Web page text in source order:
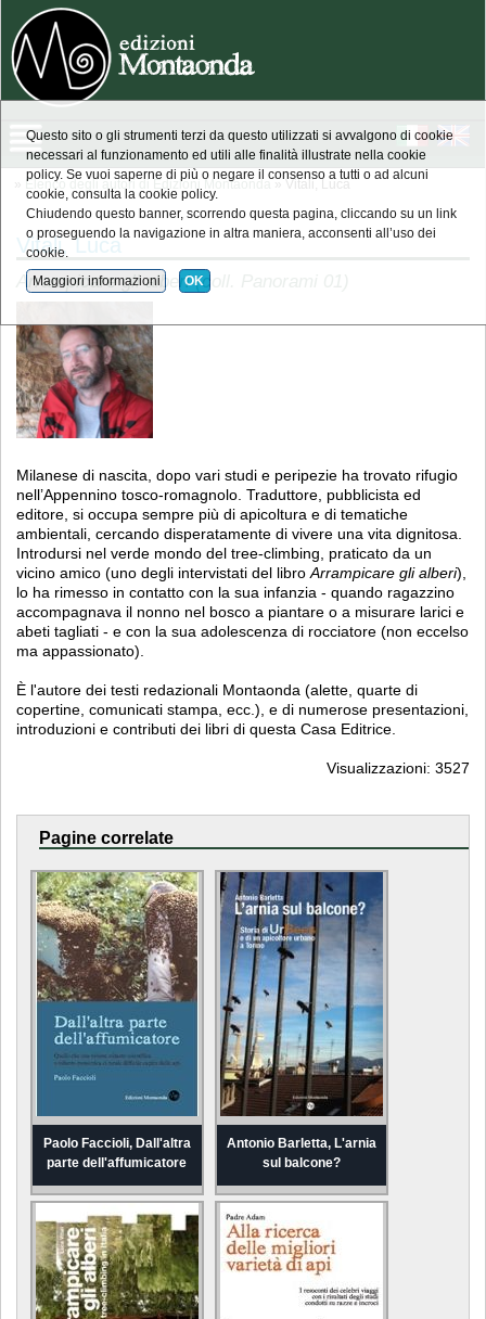
» Elenco degli autori di Edizioni Montaonda » Vitali, Luca
Vitali, Luca
Arrampicare gli alberi (coll. Panorami 01)
Milanese di nascita, dopo vari studi e peripezie ha trovato rifugio
nell’Appennino tosco-romagnolo. Traduttore, pubblicista ed
editore, si occupa sempre più di apicoltura e di tematiche
ambientali, cercando disperatamente di vivere una vita dignitosa.
Introdursi nel verde mondo del tree-climbing, praticato da un
vicino amico (uno degli intervistati del libroArrampicare gli alberi),
lo ha rimesso in contatto con la sua infanzia - quando ragazzino
accompagnava il nonno nel bosco a piantare o a misurare larici e
abeti tagliati - e con la sua adolescenza di rocciatore (non eccelso
ma appassionato).
È l'autore dei testi redazionali Montaonda (alette, quarte di
copertine, comunicati stampa, ecc.), e di numerose presentazioni,
introduzioni e contributi dei libri di questa Casa Editrice.
Visualizzazioni: 3527
Pagine correlate
Paolo Faccioli, Dall'altra
parte dell'affumicatore
Antonio Barletta, L'arnia
sul balcone?
Questo sito o gli strumenti terzi da questo utilizzati si avvalgono di cookie
necessari al funzionamento ed utili alle finalità illustrate nella cookie
policy. Se vuoi saperne di più o negare il consenso a tutti o ad alcuni
cookie, consulta la cookie policy.
Chiudendo questo banner, scorrendo questa pagina, cliccando su un link
o proseguendo la navigazione in altra maniera, acconsenti all’uso dei
cookie.
Maggiori informazioni OK